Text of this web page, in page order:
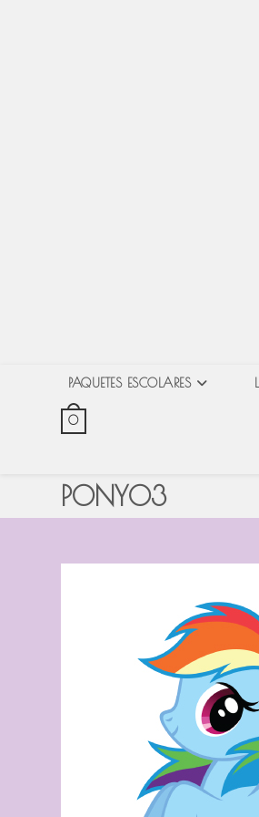
PAQUETES ESCOLARES
0
PONY03